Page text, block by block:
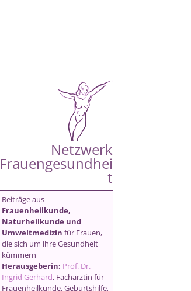
Netzwerk
Frauengesundhei
t
Beiträge aus
Frauenheilkunde,
Naturheilkunde und
Umweltmedizin für Frauen,
die sich um ihre Gesundheit
kümmern
Herausgeberin: Prof. Dr.
Ingrid Gerhard, Fachärztin für
Frauenheilkunde, Geburtshilfe,